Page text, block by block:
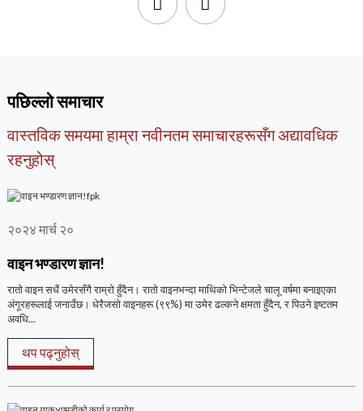
पछिल्लो समाचार
वास्तविक समयमा हाम्रा नवीनतम समाचारहरूसँग अद्यावधिक
रहनुहोस्
२०२४ मार्च २०
वाइन भण्डारण ज्ञान!
रातो वाइन सधैं उमेरसँगै राम्रो हुँदैन। रातो वाइनभन्दा माथिको भिन्टेजले चालू वर्षमा बनाइएका
अंगूरहरूलाई जनाउँछ। धेरैजसो वाइनहरू (९९%) मा उमेर ढल्कने क्षमता हुँदैन, र पिउने इष्टतम
अवधि...
थप पढ्नुहोस्